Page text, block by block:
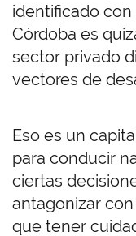
identificado
Córdoba es
sector privado
vectores de
Eso es un
para conducir
ciertas
antagonizar
que tener